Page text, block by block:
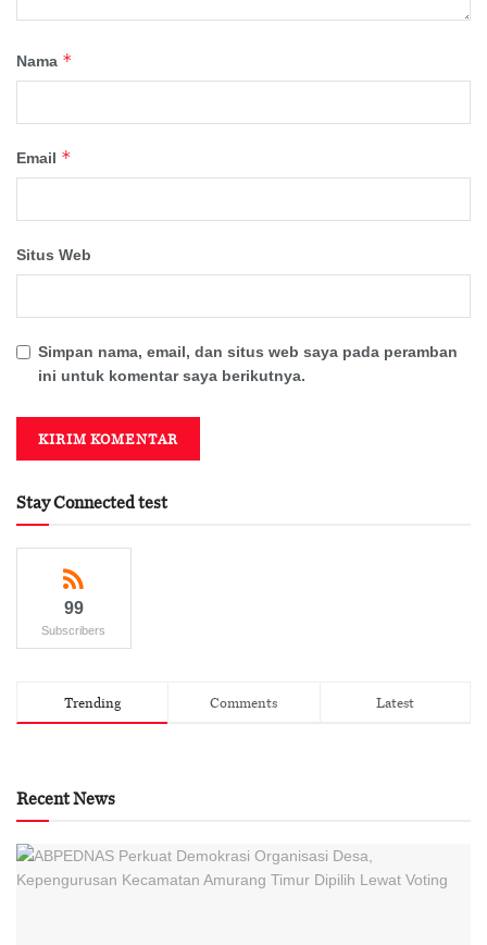
Nama *
Email *
Situs Web
Simpan nama, email, dan situs web saya pada peramban
ini untuk komentar saya berikutnya.
Stay Connected test
99
Subscribers
Trending Comments Latest
Recent News